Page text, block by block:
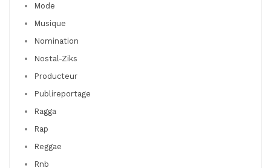
Mode
Musique
Nomination
Nostal-Ziks
Producteur
Publireportage
Ragga
Rap
Reggae
Rnb